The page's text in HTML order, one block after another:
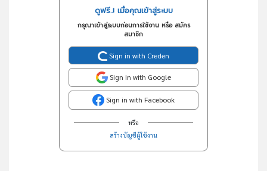
ดูฟรี..! เมื่อคุณเข้าสู่ระบบ
กรุณาเข้าสู่ระบบก่อนการใช้งาน หรือ สมัคร
สมาชิก
Sign in with Creden
Sign in with Google
Sign in with Facebook
หรือ
สร้างบัญชีผู้ใช้งาน